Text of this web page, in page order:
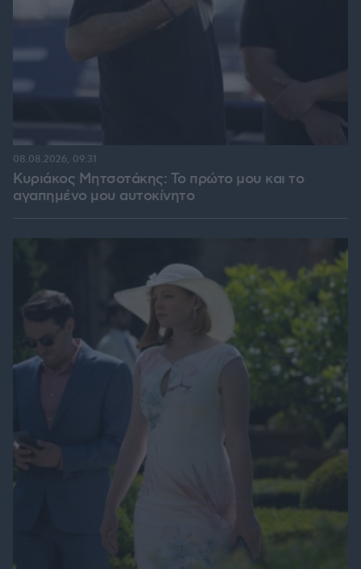
Κυριάκος Μητσοτάκης: Το πρώτο μου και το
αγαπημένο μου αυτοκίνητο
08.08.2026, 09:31